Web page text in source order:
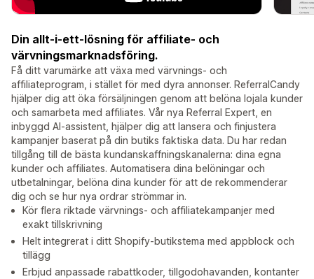
Din allt-i-ett-lösning för affiliate- och
värvningsmarknadsföring.
Få ditt varumärke att växa med värvnings- och
affiliateprogram, i stället för med dyra annonser. ReferralCandy
hjälper dig att öka försäljningen genom att belöna lojala kunder
och samarbeta med affiliates. Vår nya Referral Expert, en
inbyggd AI-assistent, hjälper dig att lansera och finjustera
kampanjer baserat på din butiks faktiska data. Du har redan
tillgång till de bästa kundanskaffningskanalerna: dina egna
kunder och affiliates. Automatisera dina belöningar och
utbetalningar, belöna dina kunder för att de rekommenderar
dig och se hur nya ordrar strömmar in.
Kör flera riktade värvnings- och affiliatekampanjer med
exakt tillskrivning
Helt integrerat i ditt Shopify-butikstema med appblock och
tillägg
Erbjud anpassade rabattkoder, tillgodohavanden, kontanter